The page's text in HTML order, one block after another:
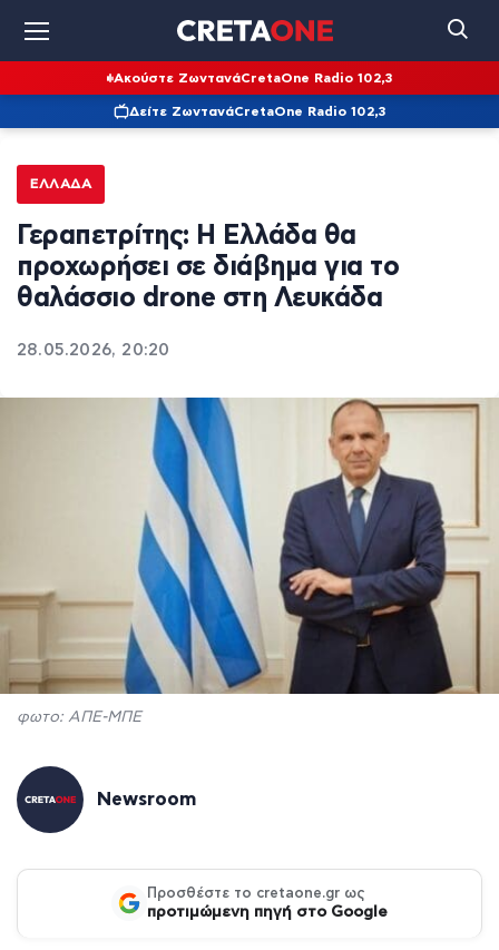
Ακούστε ΖωντανάCretaOne Radio 102,3
Δείτε ΖωντανάCretaOne Radio 102,3
ΕΛΛΆΔΑ
Γεραπετρίτης: Η Ελλάδα θα
προχωρήσει σε διάβημα για το
θαλάσσιο drone στη Λευκάδα
28.05.2026, 20:20
φωτο: ΑΠΕ-ΜΠΕ
Newsroom
Προσθέστε το cretaone.gr ως
προτιμώμενη πηγή στο Google